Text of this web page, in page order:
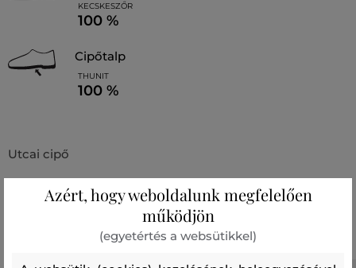
KECSKESZŐR
100 %
cipőtalp
THUNIT
100 %
Utcai cipő
Ajánlott termékek
Azért, hogy weboldalunk megfelelően
működjön
(egyetértés a websütikkel)